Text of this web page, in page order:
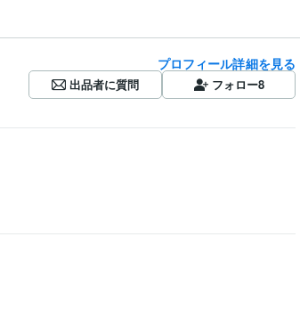
プロフィール詳細を見る
出品者に質問 フォロー8